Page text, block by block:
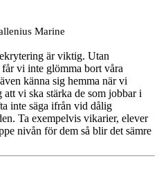
Marine
är viktig. Utan
vi inte glömma bort våra
känna sig hemma när vi
vi ska stärka de som jobbar i
inte säga ifrån vid dålig
Ta exempelvis vikarier, elever
nivån för dem så blir det sämre